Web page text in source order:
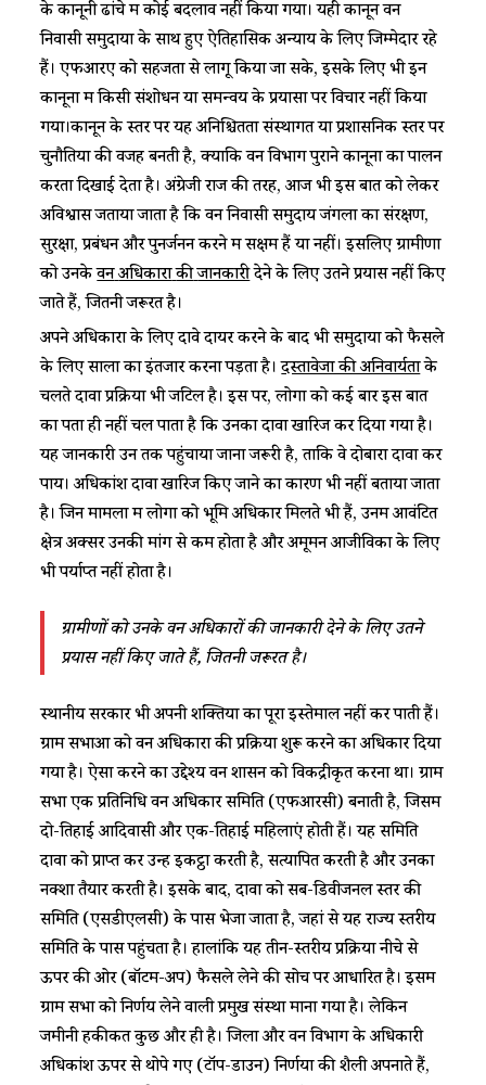
के कानूनी ढांचे में कोई बदलाव नहीं किया गया। यही कानून वन
निवासी समुदायों के साथ हुए ऐतिहासिक अन्याय के लिए जिम्मेदार रहे
हैं। एफआरए को सहजता से लागू किया जा सके, इसके लिए भी इन
कानूनों में किसी संशोधन या समन्वय के प्रयासों पर विचार नहीं किया
गया।कानून के स्तर पर यह अनिश्चितता संस्थागत या प्रशासनिक स्तर पर
चुनौतियों की वजह बनती है, क्योंकि वन विभाग पुराने कानूनों का पालन
करता दिखाई देता है। अंग्रेजी राज की तरह, आज भी इस बात को लेकर
अविश्वास जताया जाता है कि वन निवासी समुदाय जंगलों का संरक्षण,
सुरक्षा, प्रबंधन और पुनर्जनन करने में सक्षम हैं या नहीं। इसलिए ग्रामीणों
को उनकेवनअधिकारोंकीजानकारीदेने के लिए उतने प्रयास नहीं किए
जाते हैं, जितनी जरूरत है।
अपने अधिकारों के लिए दावे दायर करने के बाद भी समुदायों को फैसले
के लिए सालों का इंतजार करना पड़ता है।दस्तावेजों की अनिवार्यताके
चलते दावा प्रक्रिया भी जटिल है। इस पर, लोगों को कई बार इस बात
का पता ही नहीं चल पाता है कि उनका दावा खारिज कर दिया गया है।
यह जानकारी उन तक पहुंचाया जाना जरूरी है, ताकि वे दोबारा दावा कर
पायें। अधिकांश दावा खारिज किए जाने का कारण भी नहीं बताया जाता
है। जिन मामलों में लोगों को भूमि अधिकार मिलते भी हैं, उनमें आवंटित
क्षेत्र अक्सर उनकी मांग से कम होता है और अमूमन आजीविका के लिए
भी पर्याप्त नहीं होता है।
ग्रामीणों को उनके वन अधिकारों की जानकारी देने के लिए उतने
प्रयास नहीं किए जाते हैं, जितनी जरूरत है।
स्थानीय सरकारें भी अपनी शक्तियों का पूरा इस्तेमाल नहीं कर पाती हैं।
ग्राम सभाओं को वन अधिकारों की प्रक्रिया शुरू करने का अधिकार दिया
गया है। ऐसा करने का उद्देश्य वन शासन को विकेंद्रीकृत करना था। ग्राम
सभा एक प्रतिनिधि वन अधिकार समिति (एफआरसी) बनाती है, जिसमें
दो-तिहाई आदिवासी और एक-तिहाई महिलाएं होती हैं। यह समिति
दावों को प्राप्त कर उन्हें इकट्ठा करती है, सत्यापित करती है और उनका
नक्शा तैयार करती है। इसके बाद, दावों को सब-डिवीजनल स्तर की
समिति (एसडीएलसी) के पास भेजा जाता है, जहां से यह राज्य स्तरीय
समिति के पास पहुंचता है। हालांकि यह तीन-स्तरीय प्रक्रिया नीचे से
ऊपर की ओर (बॉटम-अप) फैसले लेने की सोच पर आधारित है। इसमें
ग्राम सभा को निर्णय लेने वाली प्रमुख संस्था माना गया है। लेकिन
जमीनी हकीकत कुछ और ही है। जिला और वन विभाग के अधिकारी
अधिकांश ऊपर से थोपे गए (टॉप-डाउन) निर्णयों की शैली अपनाते हैं,